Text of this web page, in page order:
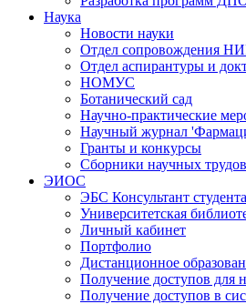
Наука
Новости науки
Отдел сопровождения
Отдел аспирантуры и
НОМУС
Ботанический сад
Научно-практические
Научный журнал
Гранты и конкурсы
Сборники научных трудов
ЭИОС
ЭБС Консультант студента
Университетская
Личный кабинет
Портфолио
Дистанционное
Получение доступов для
Получение доступов в